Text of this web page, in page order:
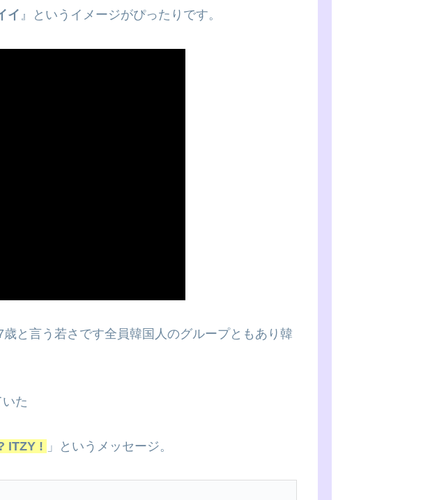
イ 』というイメージがぴったりです。
と言う若さです全員韓国人のグループともあり韓
た
ITZY ! 」というメッセージ。